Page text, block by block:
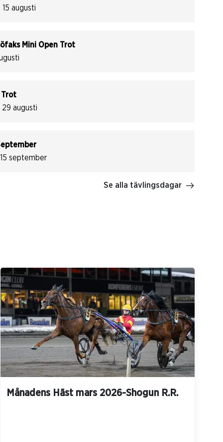
augusti
Mini Open Trot
Trot
augusti
september
Se alla tävlingsdagar
Månadens Häst mars 2026-Shogun R.R.